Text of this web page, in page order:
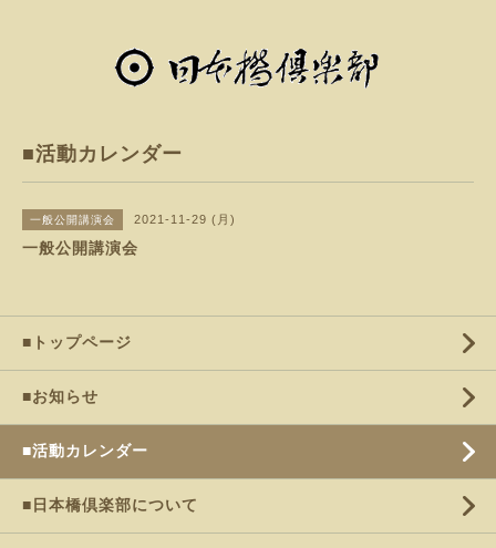
■活動カレンダー
一般公開講演会 2021-11-29 (月)
一般公開講演会
■トップページ
■お知らせ
■活動カレンダー
■日本橋倶楽部について